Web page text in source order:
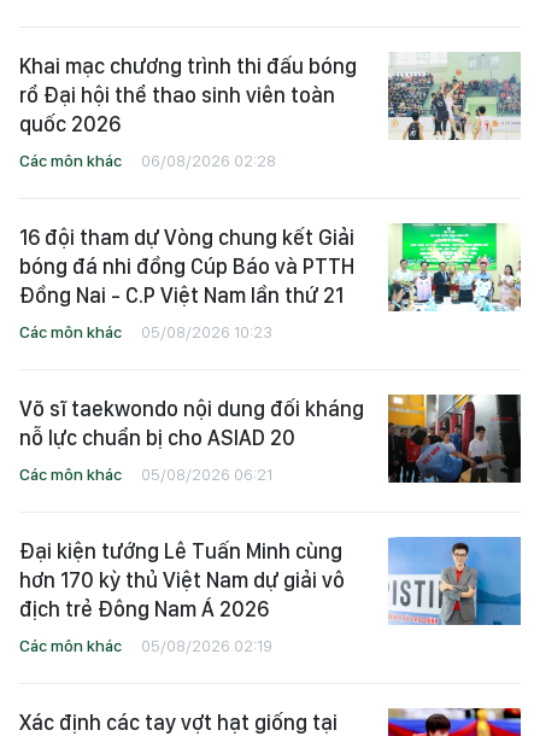
Khai mạc chương trình thi đấu bóng
rổ Đại hội thể thao sinh viên toàn
quốc 2026
Các môn khác 06/08/2026 02:28
16 đội tham dự Vòng chung kết Giải
bóng đá nhi đồng Cúp Báo và PTTH
Đồng Nai - C.P Việt Nam lần thứ 21
Các môn khác 05/08/2026 10:23
Võ sĩ taekwondo nội dung đối kháng
nỗ lực chuẩn bị cho ASIAD 20
Các môn khác 05/08/2026 06:21
Đại kiện tướng Lê Tuấn Minh cùng
hơn 170 kỳ thủ Việt Nam dự giải vô
địch trẻ Đông Nam Á 2026
Các môn khác 05/08/2026 02:19
Xác định các tay vợt hạt giống tại